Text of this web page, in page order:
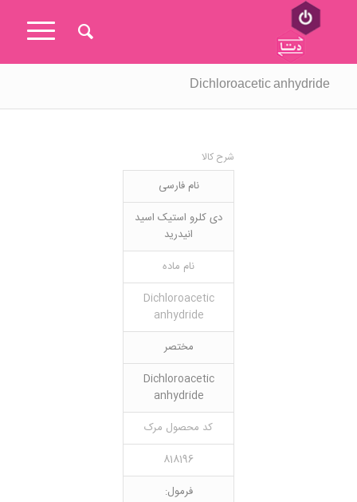
Dichloroacetic anhydride
شرح کالا
نام فارسی
دی کلرو استیک اسید
انیدرید
نام ماده
Dichloroacetic
anhydride
مختصر
Dichloroacetic
anhydride
کد محصول مرک
818196
فرمول: